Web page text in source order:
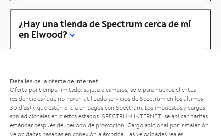
¿Hay una tienda de Spectrum cerca de mí
en Elwood?
Detalles de la oferta de Internet
Oferta por tiempo limitado; sujeta a cambios; solo para nuevos clientes
residenciales (que no hayan utilizado servicios de Spectrum en los últimos
30 días) y que estén al día en pagos con Spectrum. Los impuestos y cargos
son adicionales en ciertos estados. SPECTRUM INTERNET: se aplican tarifas
estándar después del período de promoción. Cargo adicional por instalación.
Velocidades basadas en conexión alámbrica. Las velocidades reales